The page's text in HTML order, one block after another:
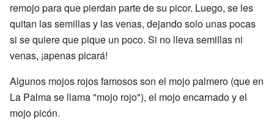
remojo para que pierdan parte de su picor. Luego, se les
quitan las semillas y las venas, dejando solo unas pocas
si se quiere que pique un poco. Si no lleva semillas ni
venas, ¡apenas picará!
Algunos mojos rojos famosos son el mojo palmero (que en
La Palma se llama "mojo rojo"), el mojo encarnado y el
mojo picón.